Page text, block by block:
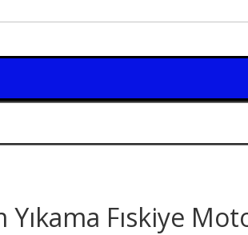
Yıkama Fıskiye